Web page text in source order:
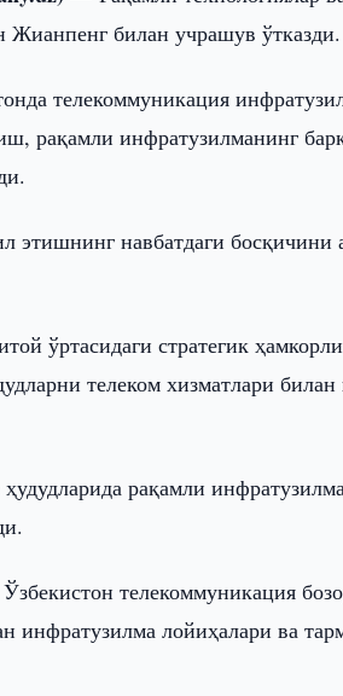
Жианпенг билан учрашув ўтказди.
телекоммуникация
рақамли инфратузилманинг
этишнинг навбатдаги
ўртасидаги стратегик
телеком хизматлари
рақамли
телекоммуникация
инфратузилма лойиҳалари ва